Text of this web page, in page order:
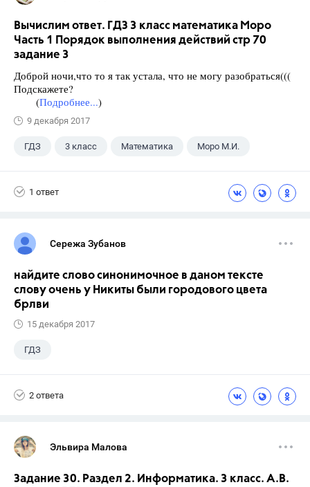
Вычислим ответ. ГДЗ 3 класс математика Моро
Часть 1 Порядок выполнения действий стр 70
задание 3
Доброй ночи,что то я так устала, что не могу разобраться(((
Подскажете?
(Подробнее...)
9 декабря 2017
ГДЗ 3 класс Математика Моро М.И.
1 ответ
Сережа Зубанов
найдите слово синонимочное в даном тексте
слову очень у Никиты были городового цвета
брлви
15 декабря 2017
ГДЗ
2 ответа
Эльвира Малова
Задание 30. Раздел 2. Информатика. 3 класс. А.В.